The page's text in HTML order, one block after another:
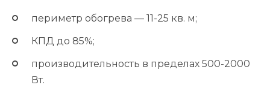
периметр обогрева — 11-25 кв. м;
КПД до 85%;
производительность в пределах 500-2000
Вт.